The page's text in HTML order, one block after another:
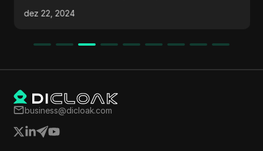
fornece detalhes sobre como participar,
mencionando financiamento da Tabby X
equivalentes à elegibilidade para o airdrop,
BNB, colaborar com a Cosmos e enfatizar a
importância de agir rapidamente para airdrops
dez 22, 2024
business@dicloak.com